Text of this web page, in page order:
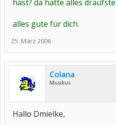
hast? da hätte alles
alles gute für dich.
25. März 2006
Colana
Musikus
Hallo Dmielke,